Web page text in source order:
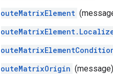
RouteMatrixElement
RouteMatrixOrigin (message)